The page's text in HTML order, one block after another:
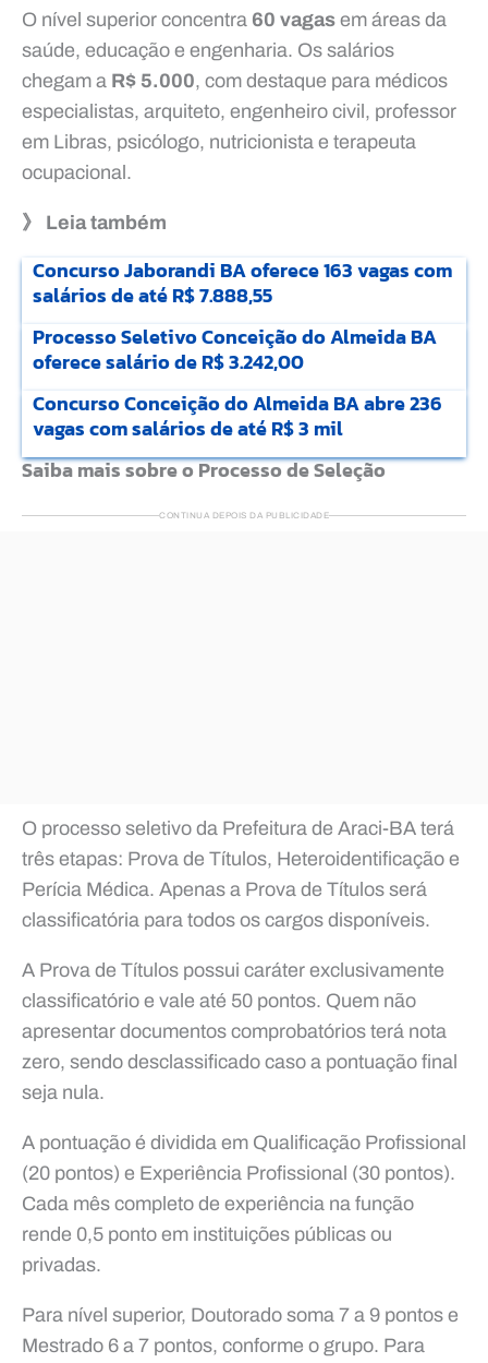
O nível superior concentra 60 vagas em áreas da
saúde, educação e engenharia. Os salários
chegam a R$ 5.000, com destaque para médicos
especialistas, arquiteto, engenheiro civil, professor
em Libras, psicólogo, nutricionista e terapeuta
ocupacional.
》 Leia também
Concurso Jaborandi BA oferece 163 vagas com
salários de até R$ 7.888,55
Processo Seletivo Conceição do Almeida BA
oferece salário de R$ 3.242,00
Concurso Conceição do Almeida BA abre 236
vagas com salários de até R$ 3 mil
Saiba mais sobre o Processo de Seleção
CONTINUA DEPOIS DA PUBLICIDADE
O processo seletivo da Prefeitura de Araci-BA terá
três etapas: Prova de Títulos, Heteroidentificação e
Perícia Médica. Apenas a Prova de Títulos será
classificatória para todos os cargos disponíveis.
A Prova de Títulos possui caráter exclusivamente
classificatório e vale até 50 pontos. Quem não
apresentar documentos comprobatórios terá nota
zero, sendo desclassificado caso a pontuação final
seja nula.
A pontuação é dividida em Qualificação Profissional
(20 pontos) e Experiência Profissional (30 pontos).
Cada mês completo de experiência na função
rende 0,5 ponto em instituições públicas ou
privadas.
Para nível superior, Doutorado soma 7 a 9 pontos e
Mestrado 6 a 7 pontos, conforme o grupo. Para